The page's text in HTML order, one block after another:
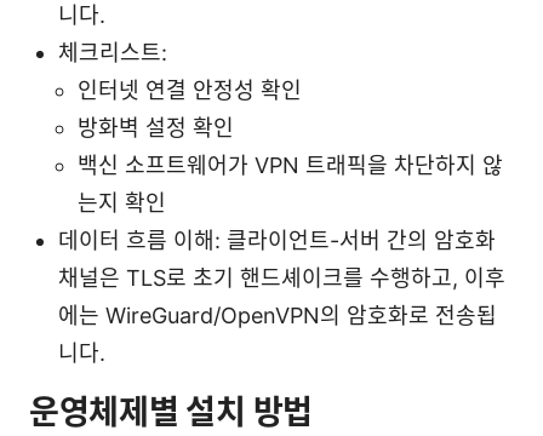
니다.
체크리스트:
인터넷 연결 안정성 확인
방화벽 설정 확인
백신 소프트웨어가 VPN 트래픽을 차단하지 않
는지 확인
데이터 흐름 이해: 클라이언트-서버 간의 암호화
채널은 TLS로 초기 핸드셰이크를 수행하고, 이후
에는 WireGuard/OpenVPN의 암호화로 전송됩
니다.
운영체제별 설치 방법